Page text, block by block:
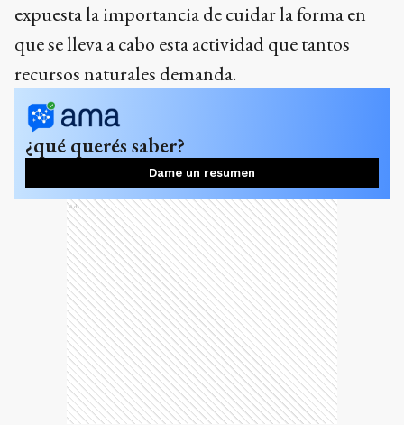
expuesta la importancia de cuidar la forma en
que se lleva a cabo esta actividad que tantos
recursos naturales demanda.
¿qué querés saber?
Dame un resumen
Ads